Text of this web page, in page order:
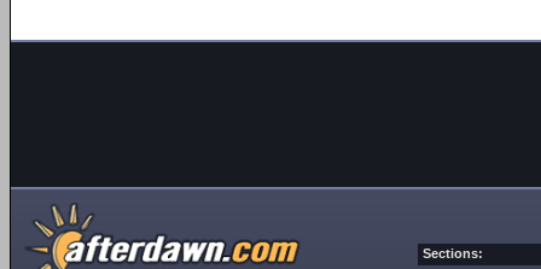
Sections: